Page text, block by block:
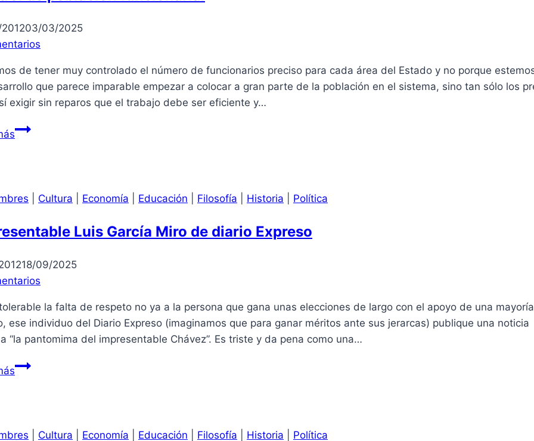
03/03/2025
de tener muy controlado el número de funcionarios preciso para cada área del Estado y no porque
que parece imparable empezar a colocar a gran parte de la población en el sistema, sino tan sólo los
exigir sin reparos que el trabajo debe ser eficiente y…
Control
Cultura Economía Educación Filosofía Historia Política
Luis García Miro de diario Expreso
18/09/2025
la falta de respeto no ya a la persona que gana unas elecciones de largo con el apoyo de una
ese individuo del Diario Expreso (imaginamos que para ganar méritos ante sus jerarcas) publique una noticia
“la pantomima del impresentable Chávez”. Es triste y da pena como una…
Impresentable
Cultura Economía Educación Filosofía Historia Política